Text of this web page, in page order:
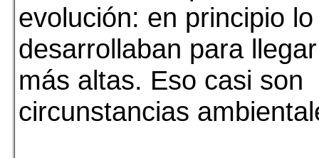
evolución: en principio lo
desarrollaban para
más altas. Eso casi son
circunstancias